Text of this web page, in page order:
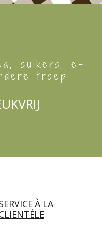
suikers, e-
troep
SERVICE À LA
CLIENTÈLE